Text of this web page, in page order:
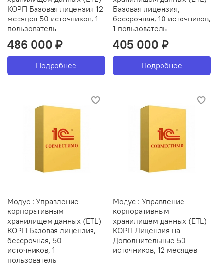
КОРП Базовая лицензия 12
месяцев 50 источников, 1
пользователь
486 000 ₽
Подробнее
Базовая лицензия,
бессрочная, 10 источников,
1 пользователь
405 000 ₽
Подробнее
Модус : Управление
корпоративным
хранилищем данных (ETL)
КОРП Базовая лицензия,
бессрочная, 50
источников, 1
пользователь
Модус : Управление
корпоративным
хранилищем данных (ETL)
КОРП Лицензия на
Дополнительные 50
источников, 12 месяцев